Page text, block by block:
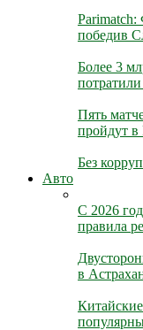
Parimatch:
победив
Более 3
Пять
пройдут в
Без
Авто
С 2026
правила
в